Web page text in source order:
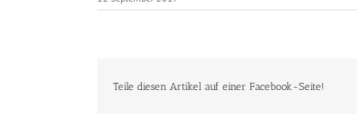
Teile diesen Artikel auf einer Facebook-Seite!